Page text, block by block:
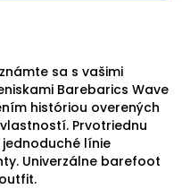
sa s vašimi
Barebarics Wave
históriou overených
Prvotriednu
línie
Univerzálne barefoot